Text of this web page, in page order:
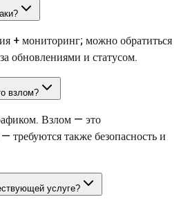
+ мониторинг; можно обратиться
обновлениями и статусом.
взлом?
Взлом — это
требуются также безопасность и
услуге?